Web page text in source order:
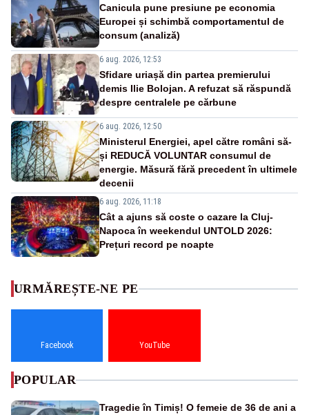
Canicula pune presiune pe economia
Europei și schimbă comportamentul de
consum (analiză)
6 aug. 2026, 12:53
Sfidare uriașă din partea premierului
demis Ilie Bolojan. A refuzat să răspundă
despre centralele pe cărbune
6 aug. 2026, 12:50
Ministerul Energiei, apel către români să-
și REDUCĂ VOLUNTAR consumul de
energie. Măsură fără precedent în ultimele
decenii
6 aug. 2026, 11:18
Cât a ajuns să coste o cazare la Cluj-
Napoca în weekendul UNTOLD 2026:
Prețuri record pe noapte
URMĂREȘTE-NE PE
Facebook YouTube
POPULAR
Tragedie în Timiș! O femeie de 36 de ani a